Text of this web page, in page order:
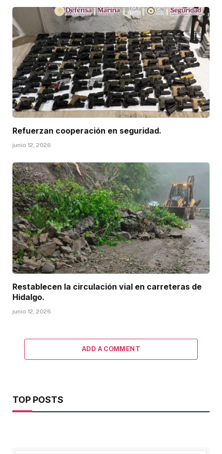
Refuerzan cooperación en seguridad.
junio 12, 2026
Restablecen la circulación vial en carreteras de
Hidalgo.
junio 12, 2026
ADD A COMMENT
TOP POSTS